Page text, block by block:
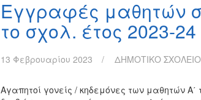
Εγγραφές μαθητών
το σχολ. έτος 2023-24
13 Φεβρουαρίου 2023 ΔΗΜΟΤΙΚΟ
Αγαπητοί γονείς / κηδεμόνες των μαθητών